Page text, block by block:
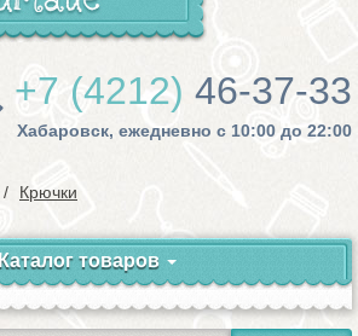
+7 (4212) 46-37-33
Хабаровск, ежедневно с 10:00 до 22:00
Крючки
Каталог товаров